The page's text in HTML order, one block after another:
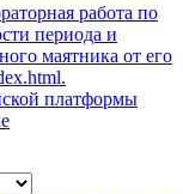
работа по
периода и
маятника от его
платформы